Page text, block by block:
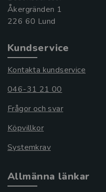
Åkergränden 1
Kundservice
Kontakta kundservice
046-31 21 00
Frågor och svar
Köpvillkor
Systemkrav
Allmänna länkar